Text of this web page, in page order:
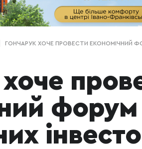
ГОНЧАРУК ХОЧЕ ПРОВЕСТИ ЕКОНОМІЧНИЙ
форум